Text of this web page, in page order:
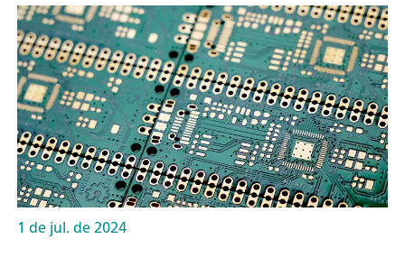
1 de jul. de 2024